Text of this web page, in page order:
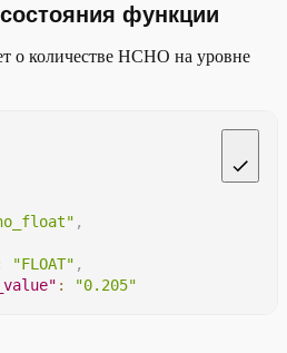
функции
о количестве HCHO на уровне
,
"FLOAT" ,
:
"0.205"